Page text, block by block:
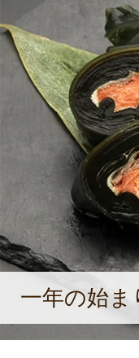
組みをして
備を導入。
し、OEM製
が昆布巻
し、"和食
と語ってく
一年の始ま